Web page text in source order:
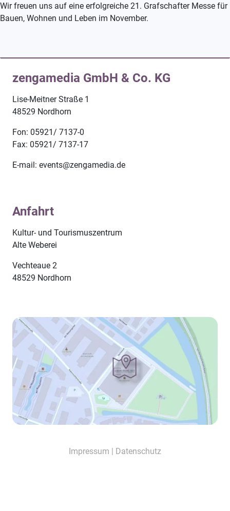
Wir freuen uns auf eine erfolgreiche 21. Grafschafter Messe für
Bauen, Wohnen und Leben im November.
zengamedia GmbH & Co. KG
Lise-Meitner Straße 1
48529 Nordhorn
Fon: 05921/ 7137-0
Fax: 05921/ 7137-17
E-mail: events@zengamedia.de
Anfahrt
Kultur- und Tourismuszentrum
Alte Weberei
Vechteaue 2
48529 Nordhorn
Impressum | Datenschutz